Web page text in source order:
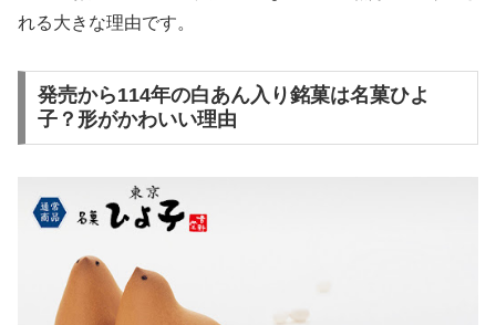
れる大きな理由です。
発売から114年の白あん入り銘菓は名菓ひよ
子？形がかわいい理由